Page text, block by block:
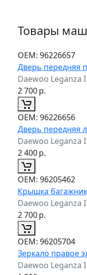
Товары
ОЕМ: 96226657
Дверь передняя
Daewoo Leganza
2 700р.
ОЕМ: 96226656
Дверь передняя
Daewoo Leganza
2 400р.
ОЕМ: 96205462
Крышка
Daewoo Leganza
2 700р.
ОЕМ: 96205704
Зеркало правое
Daewoo Leganza